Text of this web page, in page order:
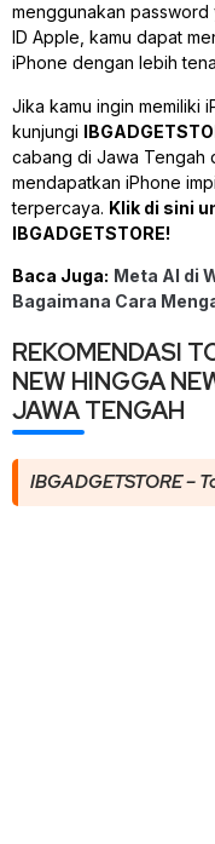
menggunakan password
ID Apple, kamu dapat
iPhone dengan lebih
Jika kamu ingin memiliki
kunjungi
cabang di Jawa Tengah
mendapatkan iPhone
terpercaya. Klik di sini
IBGADGETSTORE!
Baca Juga: Meta AI di
Bagaimana Cara
REKOMENDASI
NEW HINGGA
JAWA TENGAH
IBGADGETSTORE –